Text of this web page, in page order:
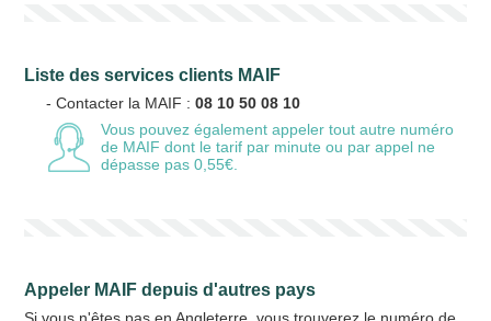
Liste des services clients MAIF
- Contacter la MAIF :08 10 50 08 10
Vous pouvez également appeler tout autre numéro
de MAIF dont le tarif par minute ou par appel ne
dépasse pas 0,55€.
Appeler MAIF depuis d'autres pays